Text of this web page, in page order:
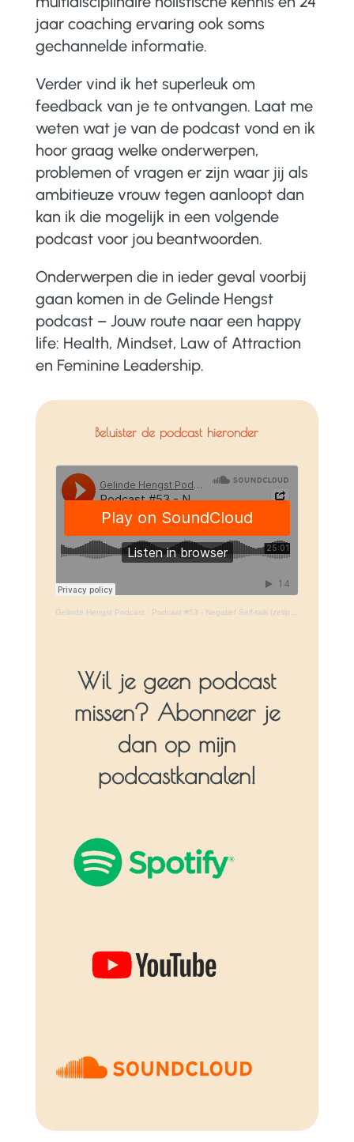
jaar coaching ervaring ook soms
gechannelde informatie.
Verder vind ik het superleuk om
feedback van je te ontvangen. Laat me
weten wat je van de podcast vond en ik
hoor graag welke onderwerpen,
problemen of vragen er zijn waar jij als
ambitieuze vrouw tegen aanloopt dan
kan ik die mogelijk in een volgende
podcast voor jou beantwoorden.
Onderwerpen die in ieder geval voorbij
gaan komen in de Gelinde Hengst
podcast – Jouw route naar een happy
life: Health, Mindset, Law of Attraction
en Feminine Leadership.
Beluister de podcast hieronder
Gelinde Hengst Podcast · Podcast #53 - Negatief Self-talk (zelfpraat)
Wil je geen podcast
missen? Abonneer je
dan op mijn
podcastkanalen!